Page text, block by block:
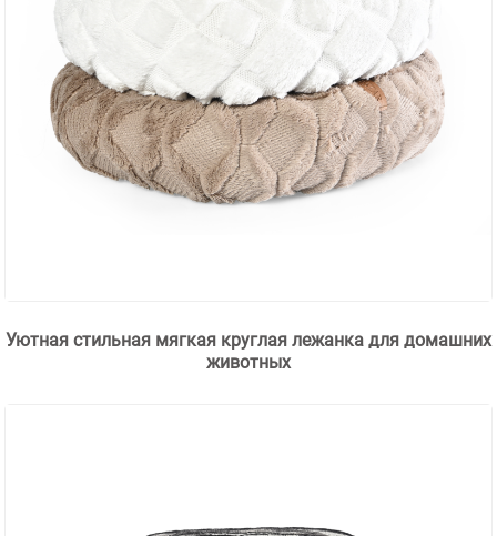
Уютная стильная мягкая круглая лежанка для домашних
животных